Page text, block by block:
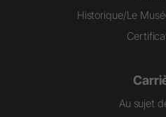
Historique/Le
Au sujet